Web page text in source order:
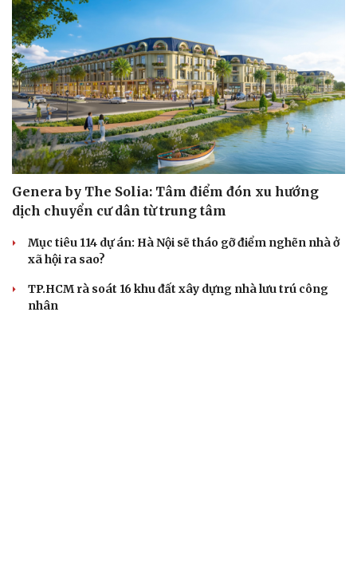
Genera by The Solia: Tâm điểm đón xu hướng
dịch chuyển cư dân từ trung tâm
Mục tiêu 114 dự án: Hà Nội sẽ tháo gỡ điểm nghẽn nhà ở
xã hội ra sao?
TP.HCM rà soát 16 khu đất xây dựng nhà lưu trú công
nhân